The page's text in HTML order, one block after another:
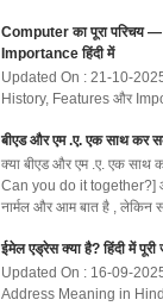
Computer का पूरा
Importance हिंदी में
Updated On : 21-10-
History, Features और
बीएड और एम .ए. एक साथ कर
क्या बीएड और एम .ए. एक
Can you do it together?]
नार्मल और आम बात है , लेकिन
ईमेल एड्रेस क्या है? हिंदी में पूरी
Updated On : 16-09-
Address Meaning in